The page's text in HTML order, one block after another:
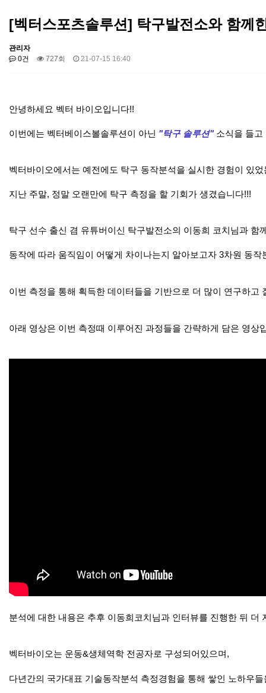
[벡터스포츠솔루션] 탁구발전소와 함께
관리자
0건
727회 21-07-15 16:40
안녕하세요 벡터 바이오입니다!!
이번에는 벡터베이스볼솔루션이 아닌 "탁구 솔루션"소식을 들고
벡터바이오에서는 예전에도 탁구 동작분석을 실시한 경험이 있었
지난 주말, 정말 오랜만에 탁구 측정을 할 기회가 생겼습니다!!!
탁구 선수 출신 겸 유튜버이신 탁구발전소의 이동희 코치님과 함
동작에 따라 움직임이 어떻게 차이나는지 알아보고자 3차원 동
이번 측정을 통해 획득한 데이터들을 기반으로 더 많이 연구하
아래 영상은 이번 측정때 이루어진 과정들을 간략하게 담은 영상
분석에 대한 내용은 추후 이동희코치님과 인터뷰를 진행한 뒤
벡터바이오는 운동&생체역학 전공자로 구성되어있으며,
다년간의 국가대표 기술동작분석 측정경험을 통해 쌓인 노하우